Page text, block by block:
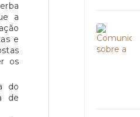
a
e
os
do
de